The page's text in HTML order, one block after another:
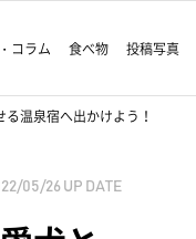
コラム 食べ物 投稿写真
温泉宿へ出かけよう！
05/26 UP DATE